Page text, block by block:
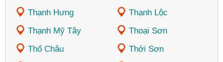
Thạnh Hưng
Thạnh Lộc
Thạnh Mỹ Tây
Thoại Sơn
Thổ Châu
Thới Sơn